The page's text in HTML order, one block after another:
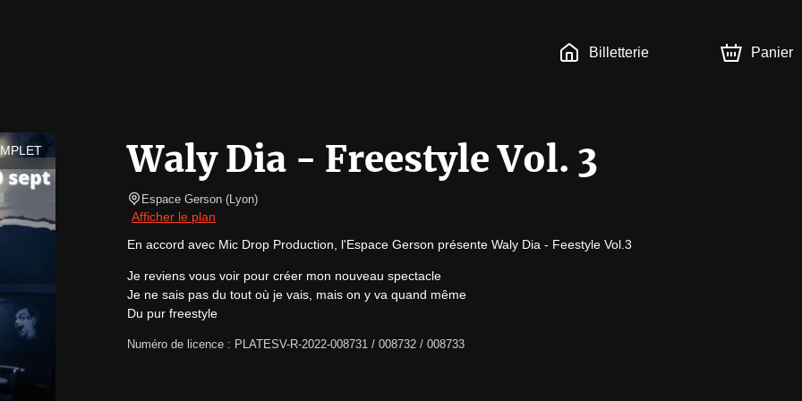
Billetterie Panier
Waly Dia - Freestyle Vol. 3
Espace Gerson (Lyon)
Afficher le plan
En accord avec Mic Drop Production, l'Espace Gerson présente Waly Dia - Feestyle Vol.3
Je reviens vous voir pour créer mon nouveau spectacle
Je ne sais pas du tout où je vais, mais on y va quand même
Du pur freestyle
Numéro de licence : PLATESV-R-2022-008731 / 008732 / 008733